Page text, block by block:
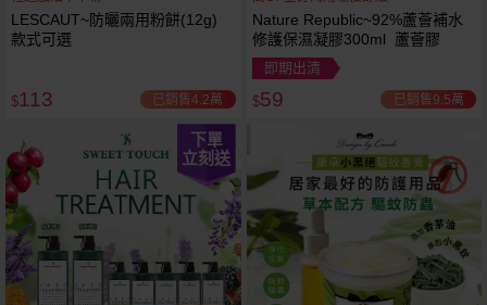
LESCAUT~防曬兩用粉餅(12g)
款式可選
$113 已銷售4.2萬
Nature Republic~92%蘆薈補水
修護保濕凝膠300ml 蘆薈膠
即期出清
$59 已銷售9.5萬
下單
立刻送